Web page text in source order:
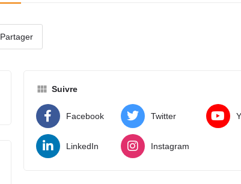
Partager
Suivre
Facebook Twitter
LinkedIn Instagram